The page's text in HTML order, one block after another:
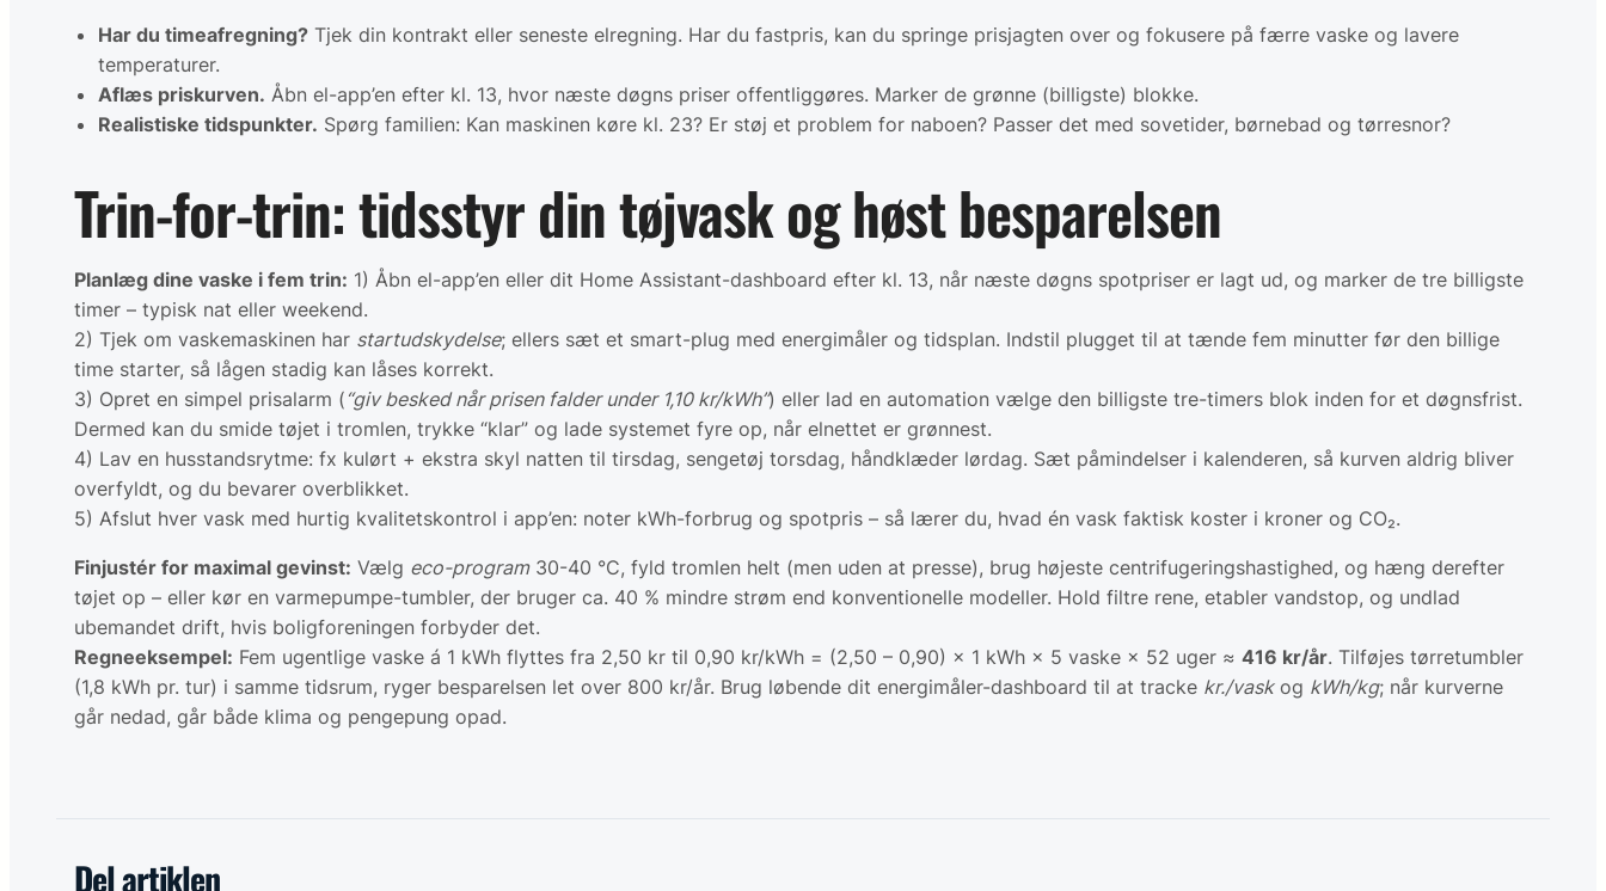
Har du timeafregning? Tjek din kontrakt eller seneste elregning. Har du fastpris, kan du springe prisjagten over og fokusere på færre vaske og lavere
temperaturer.
Aflæs priskurven. Åbn el-app’en efter kl. 13, hvor næste døgns priser offentliggøres. Marker de grønne (billigste) blokke.
Realistiske tidspunkter. Spørg familien: Kan maskinen køre kl. 23? Er støj et problem for naboen? Passer det med sovetider, børnebad og tørresnor?
Trin-for-trin: tidsstyr din tøjvask og høst besparelsen
Planlæg dine vaske i fem trin: 1) Åbn el-app’en eller dit Home Assistant-dashboard efter kl. 13, når næste døgns spotpriser er lagt ud, og marker de tre billigste
timer – typisk nat eller weekend.
2) Tjek om vaskemaskinen har startudskydelse; ellers sæt et smart-plug med energimåler og tidsplan. Indstil plugget til at tænde fem minutter før den billige
time starter, så lågen stadig kan låses korrekt.
3) Opret en simpel prisalarm ( “giv besked når prisen falder under 1,10 kr/kWh”) eller lad en automation vælge den billigste tre-timers blok inden for et døgnsfrist.
Dermed kan du smide tøjet i tromlen, trykke “klar” og lade systemet fyre op, når elnettet er grønnest.
4) Lav en husstandsrytme: fx kulørt + ekstra skyl natten til tirsdag, sengetøj torsdag, håndklæder lørdag. Sæt påmindelser i kalenderen, så kurven aldrig bliver
overfyldt, og du bevarer overblikket.
5) Afslut hver vask med hurtig kvalitetskontrol i app’en: noter kWh-forbrug og spotpris – så lærer du, hvad én vask faktisk koster i kroner og CO₂.
Finjustér for maximal gevinst: Vælg eco-program30-40 °C, fyld tromlen helt (men uden at presse), brug højeste centrifugeringshastighed, og hæng derefter
tøjet op – eller kør en varmepumpe-tumbler, der bruger ca. 40 % mindre strøm end konventionelle modeller. Hold filtre rene, etabler vandstop, og undlad
ubemandet drift, hvis boligforeningen forbyder det.
Regneeksempel: Fem ugentlige vaske á 1 kWh flyttes fra 2,50 kr til 0,90 kr/kWh = (2,50 – 0,90) × 1 kWh × 5 vaske × 52 uger ≈ 416 kr/år. Tilføjes tørretumbler
(1,8 kWh pr. tur) i samme tidsrum, ryger besparelsen let over 800 kr/år. Brug løbende dit energimåler-dashboard til at tracke kr./vaskog kWh/kg; når kurverne
går nedad, går både klima og pengepung opad.
Del artiklen